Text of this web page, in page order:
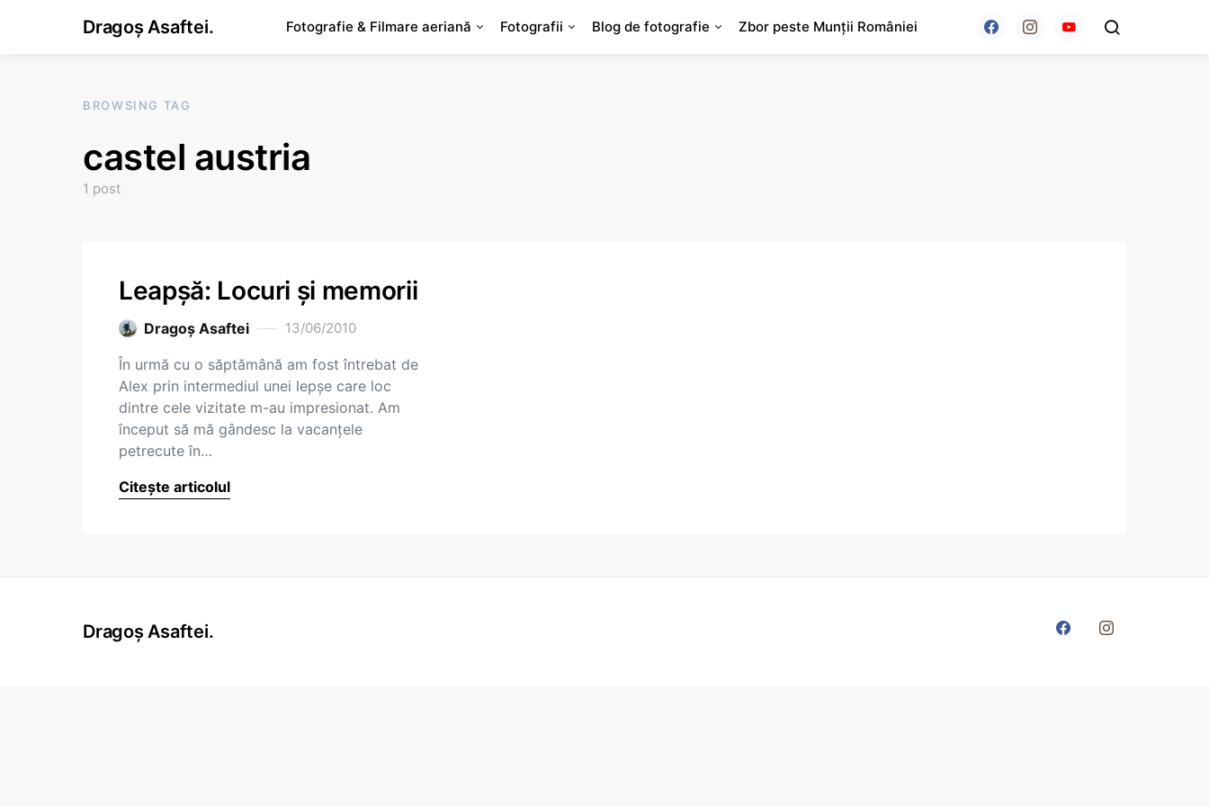
Dragoș Asaftei. Fotografie & Filmare aeriană Fotografii Blog de fotografie Zbor peste Munții României
BROWSING TAG
castel austria
1 post
Leapşă: Locuri şi memorii
Dragoş Asaftei 13/06/2010
În urmă cu o săptămână am fost întrebat de
Alex prin intermediul unei lepşe care loc
dintre cele vizitate m-au impresionat. Am
început să mă gândesc la vacanţele
petrecute în…
Citește articolul
Dragoș Asaftei.